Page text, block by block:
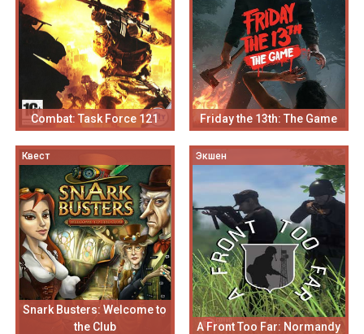
Combat: Task Force 121 Friday the 13th: The Game
Квест
Snark Busters: Welcome to
the Club
Экшен
A Front Too Far: Normandy